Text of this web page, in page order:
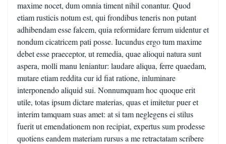
maxime nocet, dum omnia timent nihil conantur. Quod
etiam rusticis notum est, qui frondibus teneris non putant
adhibendam esse falcem, quia reformidare ferrum uidentur et
nondum cicatricem pati posse. Iucundus ergo tum maxime
debet esse praeceptor, ut remedia, quae alioqui natura sunt
aspera, molli manu leniantur: laudare aliqua, ferre quaedam,
mutare etiam reddita cur id fiat ratione, inluminare
interponendo aliquid sui. Nonnumquam hoc quoque erit
utile, totas ipsum dictare materias, quas et imitetur puer et
interim tamquam suas amet: at si tam neglegens ei stilus
fuerit ut emendationem non recipiat, expertus sum prodesse
quotiens eandem materiam rursus a me retractatam scribere